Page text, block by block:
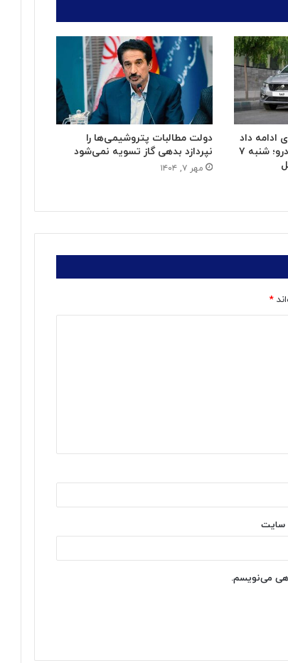
ادامه داد
/ آخرین قیمت انواع خودرو؛ شنبه ۷
دولت مطالبات پتروشیمی‌ها را
نپردازد بدهی گاز تسویه نمی‌شود
مهر ۷, ۱۴۰۴
*
می‌نویسم.